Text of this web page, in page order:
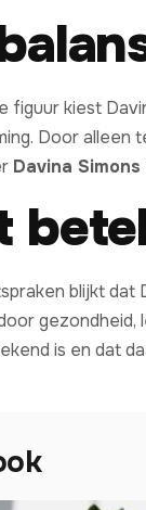
figuur kiest
Door alleen
Davina
blijkt
gezondheid,
is en dat